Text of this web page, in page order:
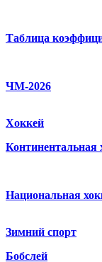
Таблица
ЧМ-2026
Хоккей
Национальная
Зимний спорт
Бобслей